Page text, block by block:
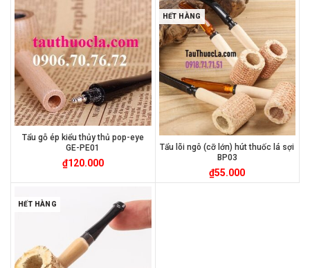
Tẩu gỗ ép kiểu thủy thủ pop-eye
GE-PE01
₫120.000
HẾT HÀNG
Tẩu lõi ngô (cỡ lớn) hút thuốc lá sợi
BP03
₫55.000
HẾT HÀNG